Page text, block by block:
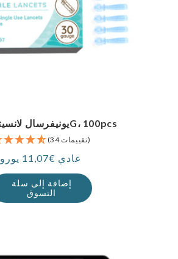
يونيفرسال لانسيتس - 30G، 100pcs
(34 تقييمات)
سعر عادي €11,07 يورو
إضافة إلى سلة
التسوق